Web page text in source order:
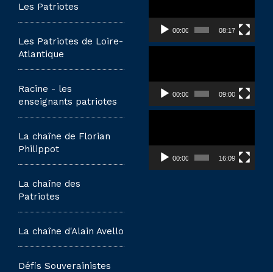
Les Patriotes
Les Patriotes de Loire-
Atlantique
Racine - les
enseignants patriotes
La chaîne de Florian
Philippot
La chaîne des
Patriotes
La chaîne d'Alain Avello
Défis Souverainistes
00:00 08:17
00:00 09:00
00:00 16:09